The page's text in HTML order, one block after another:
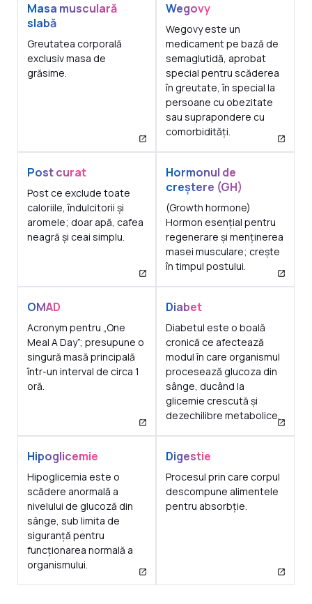
Masa musculară
slabă
Greutatea corporală
exclusiv masa de
grăsime.
Wegovy
Wegovy este un
medicament pe bază de
semaglutidă, aprobat
special pentru scăderea
în greutate, în special la
persoane cu obezitate
sau suprapondere cu
comorbidități.
Post curat
Post ce exclude toate
caloriile, îndulcitorii și
aromele; doar apă, cafea
neagră și ceai simplu.
Hormonul de
creștere (GH)
(Growth hormone)
Hormon esențial pentru
regenerare și menținerea
masei musculare; crește
în timpul postului.
OMAD
Acronym pentru „One
Meal A Day”; presupune o
singură masă principală
într-un interval de circa 1
oră.
Diabet
Diabetul este o boală
cronică ce afectează
modul în care organismul
procesează glucoza din
sânge, ducând la
glicemie crescută și
dezechilibre metabolice.
Hipoglicemie
Hipoglicemia este o
scădere anormală a
nivelului de glucoză din
sânge, sub limita de
siguranță pentru
funcționarea normală a
organismului.
Digestie
Procesul prin care corpul
descompune alimentele
pentru absorbție.